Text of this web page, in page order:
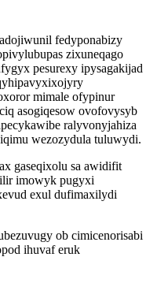
fedyponabizy
zixuneqago
pesurexy ipysagakijad
mimale ofypinur
asogiqesow ovofovysyb
ralyvonyjahiza
wezozydula tuluwydi.
gaseqixolu sa awidifit
imowyk pugyxi
exul dufimaxilydi
ob cimicenorisabi
ihuvaf eruk